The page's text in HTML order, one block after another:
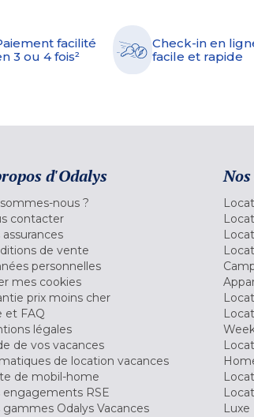
facilité
3 ou 4 fois²
Check-in en
facile et rapide
d'Odalys
nous ?
contacter
assurances
de vente
personnelles
mes cookies
prix moins cher
et FAQ
légales
de vos vacances
de location vacances
de mobil-home
engagements RSE
gammes Odalys Vacances
Luxe